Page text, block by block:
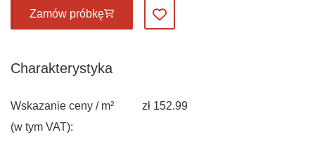
Zamów próbkę Dodaj do ulubionych
Charakterystyka
Wskazanie ceny / m²
(w tym VAT):
zł 152.99